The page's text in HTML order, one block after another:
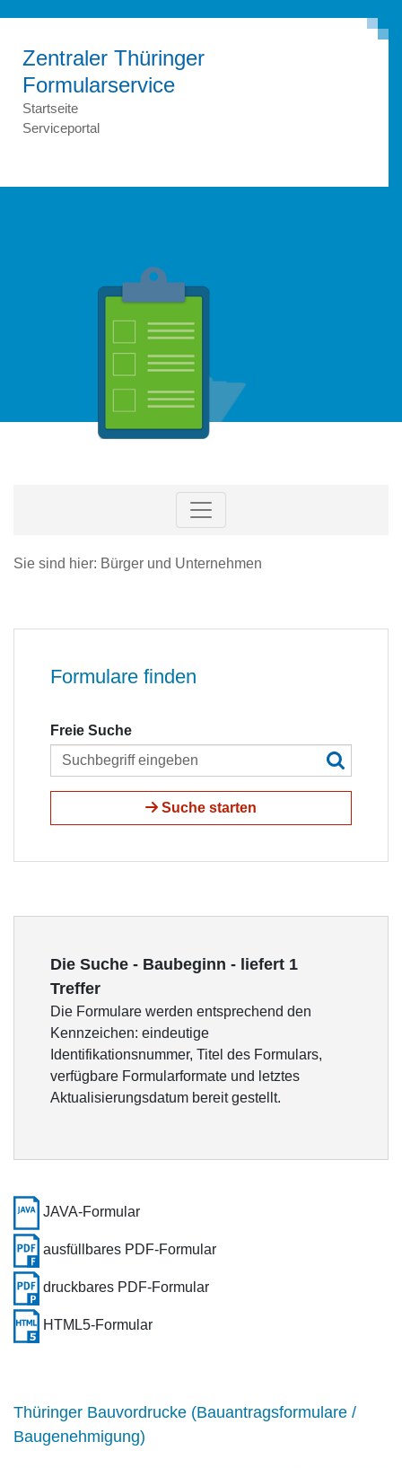
Zentraler Thüringer
Formular­service
Startseite
Serviceportal
Sie sind hier: Bürger und Unternehmen
Formulare finden
Freie Suche
Suche starten
Die Suche - Baubeginn - liefert 1
Treffer
Die Formulare werden entsprechend den
Kennzeichen: eindeutige
Identifikationsnummer, Titel des Formulars,
verfügbare Formularformate und letztes
Aktualisierungsdatum bereit gestellt.
JAVA-Formular
ausfüllbares PDF-Formular
druckbares PDF-Formular
HTML5-Formular
Thüringer Bauvordrucke (Bauantragsformulare /
Baugenehmigung)